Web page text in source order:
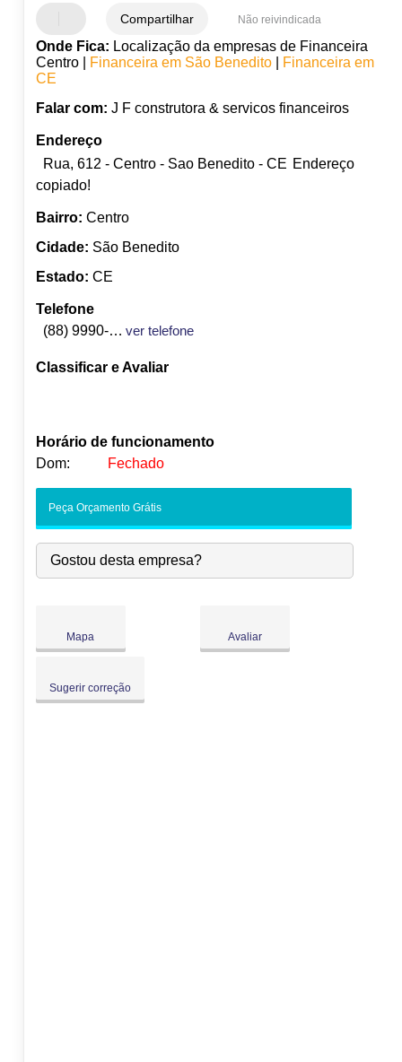
Compartilhar Não reivindicada
Onde Fica: Localização da empresas de Financeira
Centro |
Financeira em São Benedito|
Financeira em
CE
Falar com: J F construtora & servicos financeiros
Endereço
Rua, 612 - Centro - Sao Benedito - CE Endereço
copiado!
Bairro: Centro
Cidade: São Benedito
Estado: CE
Telefone
(88) 9990-2442
ver telefone
Classificar e Avaliar
Horário de funcionamento
Dom:
Fechado
-
Qua:
09:00-18:00
Qui:
09:00-18:00
Peça Orçamento Grátis
Gostou desta empresa?
Mapa Avaliar
Sugerir correção